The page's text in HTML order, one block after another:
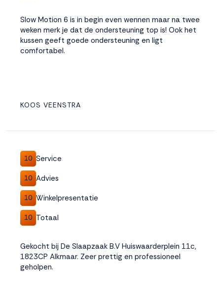
Slow Motion 6 is in begin even wennen maar na twee
weken merk je dat de ondersteuning top is! Ook het
kussen geeft goede ondersteuning en ligt
comfortabel.
KOOS VEENSTRA
10 Service
10 Advies
10 Winkelpresentatie
10 Totaal
Gekocht bij De Slaapzaak B.V Huiswaarderplein 11c,
1823CP Alkmaar. Zeer prettig en professioneel
geholpen.